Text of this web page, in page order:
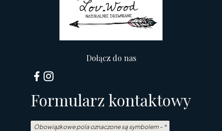
Dołącz do nas
Formularz kontaktowy
Obowiązkowe pola oznaczone są symbolem - *